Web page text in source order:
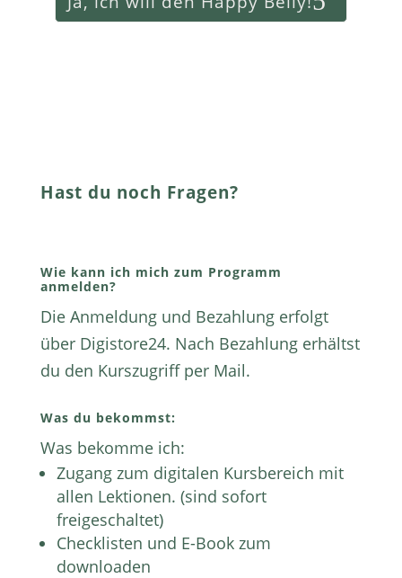
Hast du noch Fragen?
Wie kann ich mich zum Programm
anmelden?
Die Anmeldung und Bezahlung erfolgt
über Digistore24. Nach Bezahlung erhältst
du den Kurszugriff per Mail.
Was du bekommst:
Was bekomme ich:
Zugang zum digitalen Kursbereich mit
allen Lektionen. (sind sofort
freigeschaltet)
Checklisten und E-Book zum
downloaden